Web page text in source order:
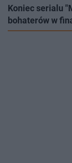
Koniec serialu
bohaterów w